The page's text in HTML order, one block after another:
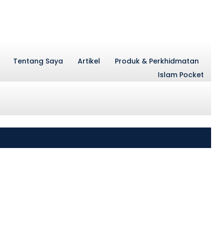
Tentang Saya Artikel
Produk & Perkhidmatan
Islam Pocket